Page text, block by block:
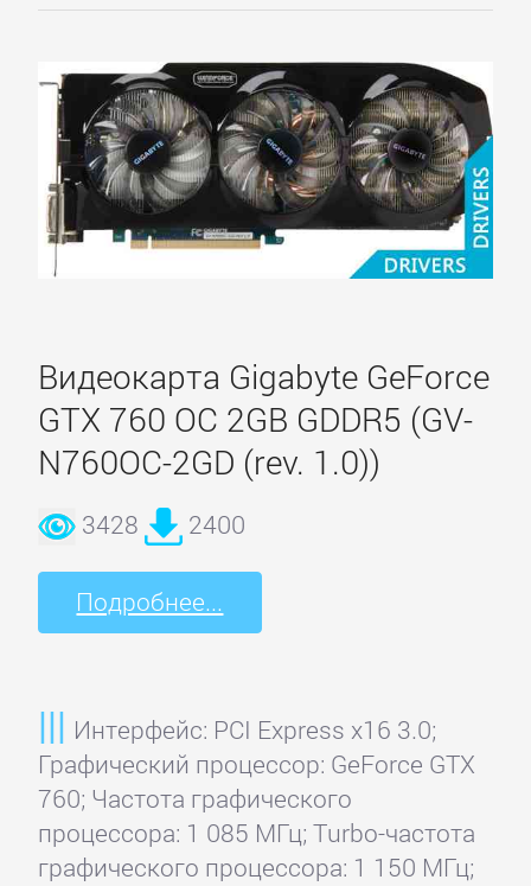
Видеокарта Gigabyte GeForce
GTX 760 OC 2GB GDDR5 (GV-
N760OC-2GD (rev. 1.0))
3428 2400
Подробнее...
Интерфейс: PCI Express x16 3.0;
Графический процессор: GeForce GTX
760; Частота графического
процессора: 1 085 МГц; Turbo-частота
графического процессора: 1 150 МГц;